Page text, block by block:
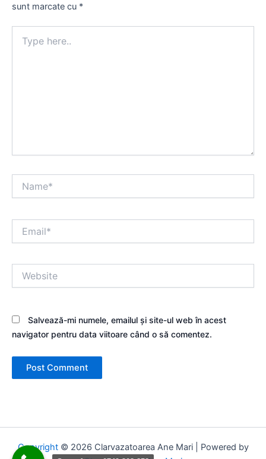
sunt marcate cu *
here..
Salvează-mi numele, emailul și site-ul web în acest
navigator pentru data viitoare când o să comentez.
Copyright© 2026 Clarvazatoarea Ane Mari | Powered by